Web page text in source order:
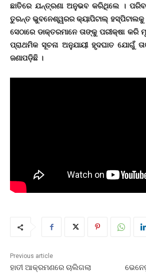
ଛାତିରେ ଯନ୍ତ୍ରଣା ଅନୁଭବ କରିଥିଲେ ।
ତୁରନ୍ତ ଭୁବନେଶ୍ୱରର କ୍ୟାପିଟାଲ୍ ହସ୍ପିଟାଲକୁ
ସେଠାରେ ଡାକ୍ତରମାନେ ତାଙ୍କୁ ପରୀକ୍ଷା
ପ୍ରାଥମିକ ସୂଚନା ଅନୁଯାୟୀ ହୃଦଘାତ ଯୋଗୁଁ
ଜଣାପଡ଼ିଛି ।
Previous article
ହାତୀ ଆକ୍ରମଣରେ ଚାଲିଗଲା